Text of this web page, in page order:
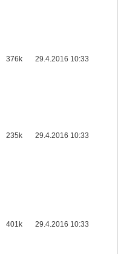
376k 29.4.2016 10:33
235k 29.4.2016 10:33
401k 29.4.2016 10:33